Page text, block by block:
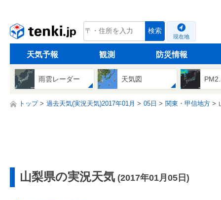
tenki.jp 検索
現在地
天気予報 観測 防災情報
雨雲レーダー 天気図
トップ 過去天気(実況天気)2017年01月 05日 関東・甲信地方
山梨県の実況天気 (2017年01月05日)